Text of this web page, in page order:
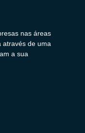
nas áreas
através de uma
a sua